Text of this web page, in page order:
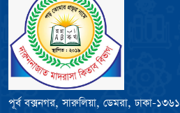
পূর্ব বক্সনগর, সারুলিয়া, ডেমরা, ঢাকা-১৩৬১